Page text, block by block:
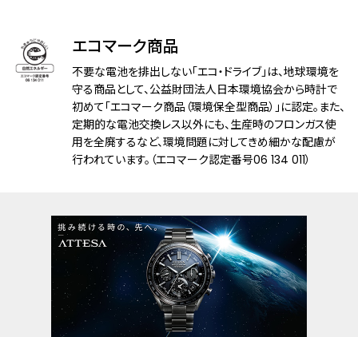
耐磁性能 １種耐磁
デザイン特徴
夜光(針＋インデックス)
フィットアジャスター
ベゼル：上面サファイアガラスリング
充電量表示機能
パワーセーブ機能
フル充電時約10ヶ月可動(パワーセーブ作
動時)
日中欧米電波受信
受信局自動選択機能
定時受信機能
強制受信機能
エコマーク商品
不要な電池を排出しない「エコ・ドライブ」は、地球環境を
守る商品として、公益財団法人日本環境協会から時計で
初めて「エコマーク商品（環境保全型商品）」に認定。また、
定期的な電池交換レス以外にも、生産時のフロンガス使
用を全廃するなど、環境問題に対してきめ細かな配慮が
行われています。（エコマーク認定番号06 134 011）